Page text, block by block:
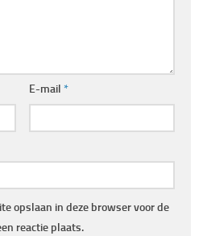
E-mail *
opslaan in deze browser voor de
reactie plaats.